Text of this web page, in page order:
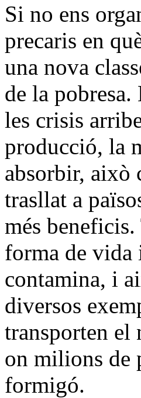
Si no ens
precaris en
una nova
de la
les crisis
producció, la
absorbir, això
trasllat a
més beneficis.
forma de vida
contamina, i
diversos
transporten el
on milions de
formigó.